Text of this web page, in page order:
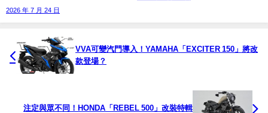
2026 年 7 月 24 日
VVA可變汽門導入！YAMAHA「EXCITER 150」將改
款登場？
注定與眾不同！HONDA「REBEL 500」改裝特輯